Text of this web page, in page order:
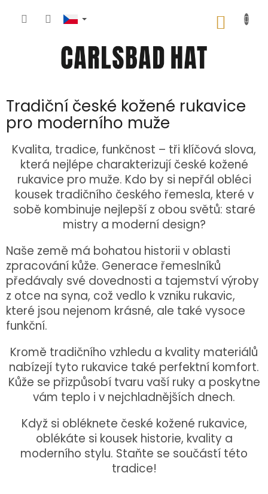
Tradiční české kožené rukavice
pro moderního muže
Kvalita, tradice, funkčnost – tři klíčová slova,
která nejlépe charakterizují české kožené
rukavice pro muže. Kdo by si nepřál obléci
kousek tradičního českého řemesla, které v
sobě kombinuje nejlepší z obou světů: staré
mistry a moderní design?
Naše země má bohatou historii v oblasti
zpracování kůže. Generace řemeslníků
předávaly své dovednosti a tajemství výroby
z otce na syna, což vedlo k vzniku rukavic,
které jsou nejenom krásné, ale také vysoce
funkční.
Kromě tradičního vzhledu a kvality materiálů
nabízejí tyto rukavice také perfektní komfort.
Kůže se přizpůsobí tvaru vaší ruky a poskytne
vám teplo i v nejchladnějších dnech.
Když si obléknete české kožené rukavice,
oblékáte si kousek historie, kvality a
moderního stylu. Staňte se součástí této
tradice!